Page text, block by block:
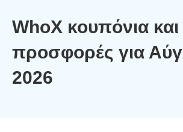
WhoX κουπόνια και
προσφορές για
2026